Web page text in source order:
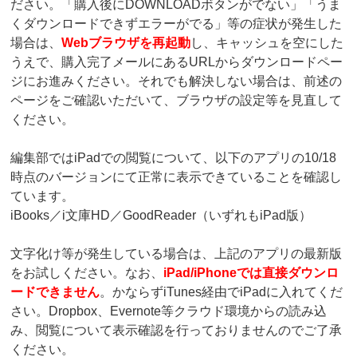
ださい。「購入後にDOWNLOADボタンがでない」「うま
くダウンロードできずエラーがでる」等の症状が発生した
場合は、 Webブラウザを再起動し、キャッシュを空にした
うえで、購入完了メールにあるURLからダウンロードペー
ジにお進みください。それでも解決しない場合は、前述の
ページをご確認いただいて、ブラウザの設定等を見直して
ください。
編集部ではiPadでの閲覧について、以下のアプリの10/18
時点のバージョンにて正常に表示できていることを確認し
ています。
iBooks／i文庫HD／GoodReader（いずれもiPad版）
文字化け等が発生している場合は、上記のアプリの最新版
をお試しください。なお、 iPad/iPhoneでは直接ダウンロ
ードできません 。かならずiTunes経由でiPadに入れてくだ
さい。Dropbox、Evernote等クラウド環境からの読み込
み、閲覧について表示確認を行っておりませんのでご了承
ください。